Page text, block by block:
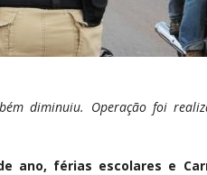
diminuiu. Operação foi
ano, férias escolares e